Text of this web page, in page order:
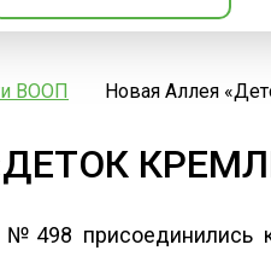
ВООП Новая Аллея
присоединились